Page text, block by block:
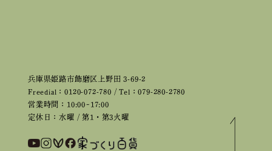
兵庫県姫路市飾磨区上野田 3-69-2
Freedial：0120-072-780 / Tel：079-280-2780
営業時間：10:00~17:00
定休日：水曜 / 第1・第3火曜